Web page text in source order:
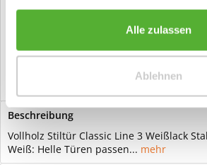
Alle zulassen
Ablehnen
Kostenloser Versand ab € 2000,-
Versand mit eigener Spedition
Beschreibung
Vollholz Stiltür Classic Line 3 Weißlack
Weiß: Helle Türen passen... mehr